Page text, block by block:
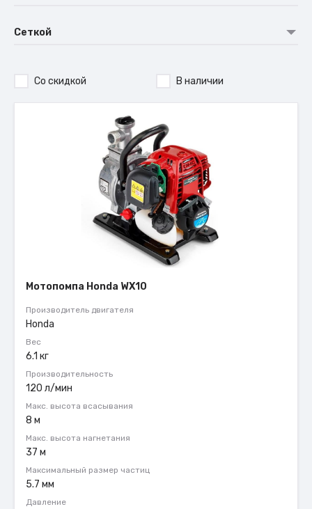
Сеткой
Со скидкой В наличии
Мотопомпа Honda WX10
Производитель двигателя
Honda
Вес
6.1 кг
Производительность
120 л/мин
Макс. высота всасывания
8 м
Макс. высота нагнетания
37 м
Максимальный размер частиц
5.7 мм
Давление